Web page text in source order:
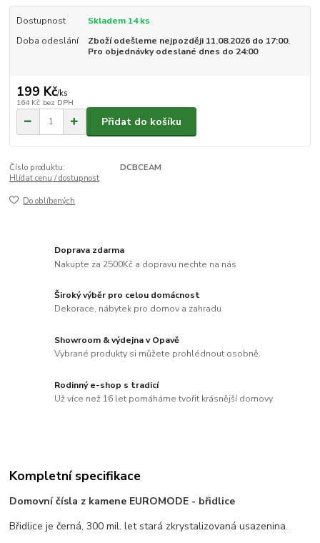
Dostupnost
Skladem 14 ks
Doba odeslání
Zboží odešleme nejpozději 11.08.2026 do 17:00.
Pro objednávky odeslané dnes do 24:00
199 Kč/ks
164 Kč bez DPH
Přidat do košíku
Číslo produktu:
DCBCEAM
Hlídat cenu / dostupnost
Do oblíbených
Doprava zdarma
Nakupte za 2500Kč a dopravu nechte na nás
Široký výběr pro celou domácnost
Dekorace, nábytek pro domov a zahradu
Showroom & výdejna v Opavě
Vybrané produkty si můžete prohlédnout osobně.
Rodinný e-shop s tradicí
Už více než 16 let pomáháme tvořit krásnější domovy
Kompletní specifikace
Domovní čísla z kamene EUROMODE - břidlice
Břidlice je černá, 300 mil. let stará zkrystalizovaná usazenina.